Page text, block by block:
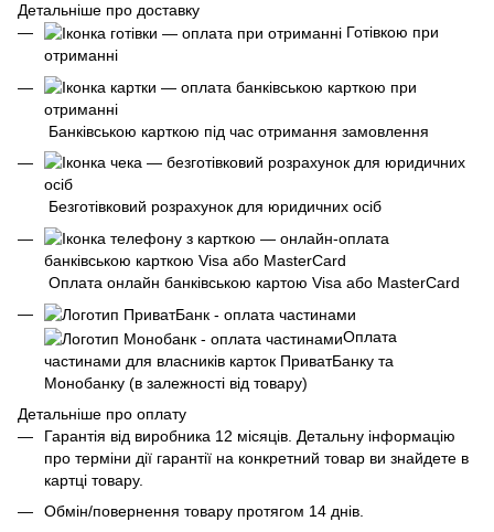
Детальніше про доставку
Готівкою при
отриманні
Банківською карткою під час отримання замовлення
Безготівковий розрахунок для юридичних осіб
Оплата онлайн банківською картою Visa або MasterCard
Оплата
частинами для власників карток ПриватБанку та
Монобанку (в залежності від товару)
Детальніше про оплату
Гарантія від виробника 12 місяців. Детальну інформацію
про терміни дії гарантії на конкретний товар ви знайдете в
картці товару.
Обмін/повернення товару протягом 14 днів.